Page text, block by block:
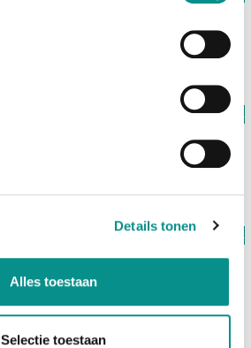
Details tonen
Alles toestaan
Selectie toestaan
Op voorraad
Op voorraad